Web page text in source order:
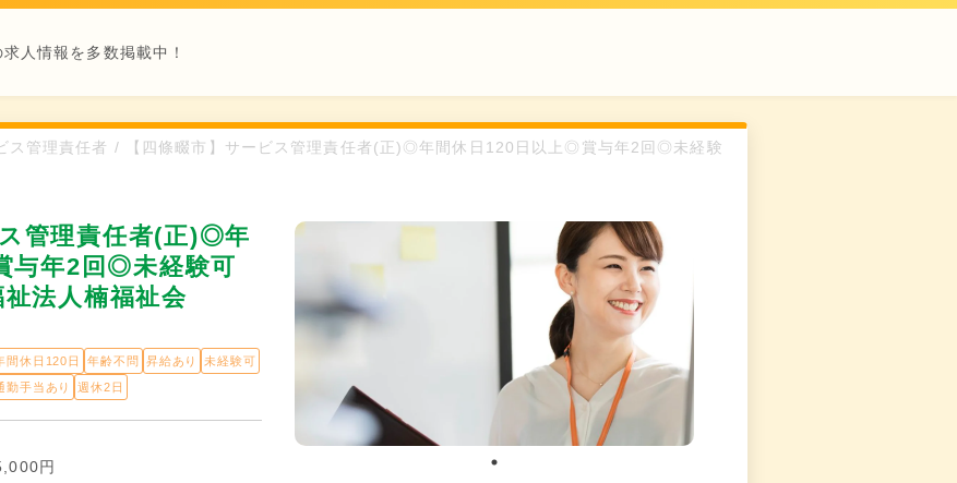
人情報を多数掲載中！
ス管理責任者 / 【四條畷市】サービス管理責任者(正)◎年間休日120日以上◎賞与年2回◎未経験
管理責任者(正)◎年
与年2回◎未経験可
法人楠福祉会
間休日120日 年齢不問 昇給あり
未経験可
勤手当あり 週休2日
円